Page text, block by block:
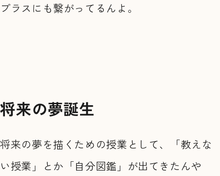
プラスにも繋がってるんよ。
将来の夢誕生
将来の夢を描くための授業として、「教えな
い授業」とか「自分図鑑」が出てきたんや